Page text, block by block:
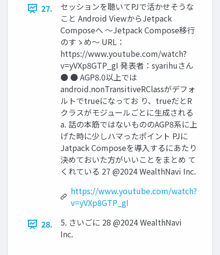
27.
セッションを聴いてPJで活かせそうな
こと Android ViewからJetpack
Composeへ 〜Jetpack Compose移⾏
のすゝめ〜 URL：
https://www.youtube.com/watch?
v=yVXp8GTP_gI 発表者：syarihuさん
● ● AGP8.0以上では
android.nonTransitiveRClassがデフォ
ルトでtrueになってお り、trueだとR
クラスがモジュールごとに⽣成される
a. 話の本筋ではないもののAGP8系に上
げた時に少しハマったポイント PJに
Jatpack Composeを導⼊するにあたり
決めておいた⽅がいいことをまとめ て
くれている 27 @2024 WealthNavi Inc.
https://www.youtube.com/watch?
v=yVXp8GTP_gI
28.
5. さいごに 28 @2024 WealthNavi
Inc.